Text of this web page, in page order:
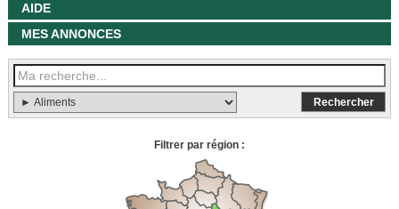
AIDE
MES ANNONCES
Filtrer par région :